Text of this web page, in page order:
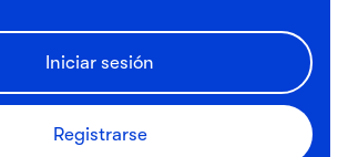
lo mismo para todos.
Iniciar sesión
Registrarse